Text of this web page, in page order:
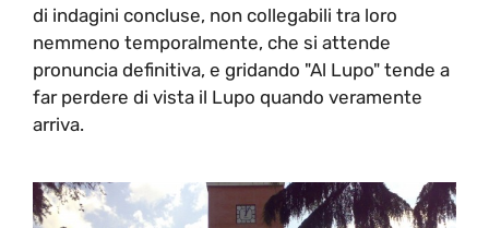
di indagini concluse, non collegabili tra loro
nemmeno temporalmente, che si attende
pronuncia definitiva, e gridando "Al Lupo" tende a
far perdere di vista il Lupo quando veramente
arriva.